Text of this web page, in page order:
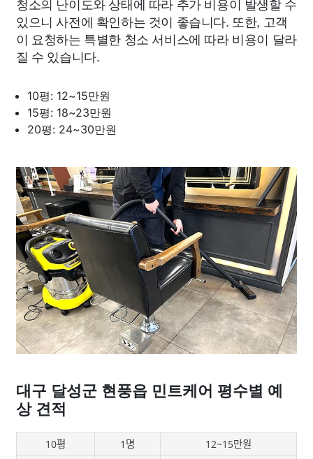
있으니 사전에 확인하는 것이 좋습니다. 또한, 고객
이 요청하는 특별한 청소 서비스에 따라 비용이 달라
질 수 있습니다.
10평: 12~15만원
15평: 18~23만원
20평: 24~30만원
대구 달성군 현풍읍 민트케어 평수별 예
상 견적
10평 1명
12~15만원